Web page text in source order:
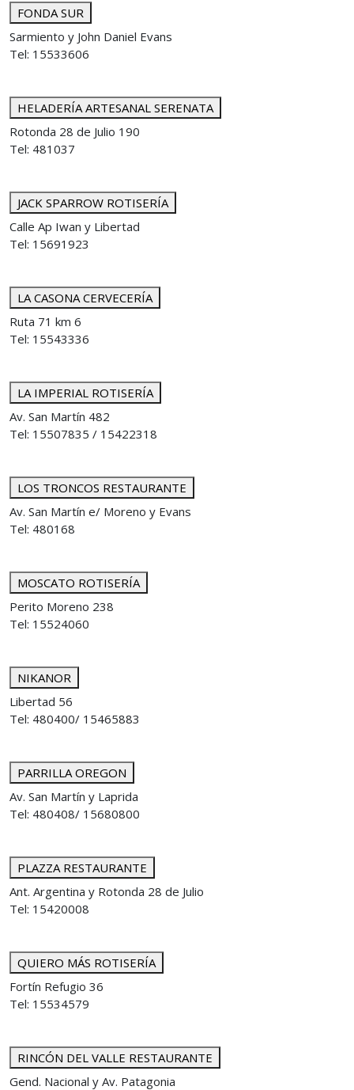
FONDA SUR
Sarmiento y John Daniel Evans
Tel: 15533606
HELADERÍA ARTESANAL SERENATA
Rotonda 28 de Julio 190
Tel: 481037
JACK SPARROW ROTISERÍA
Calle Ap Iwan y Libertad
Tel: 15691923
LA CASONA CERVECERÍA
Ruta 71 km 6
Tel: 15543336
LA IMPERIAL ROTISERÍA
Av. San Martín 482
Tel: 15507835 / 15422318
LOS TRONCOS RESTAURANTE
Av. San Martín e/ Moreno y Evans
Tel: 480168
MOSCATO ROTISERÍA
Perito Moreno 238
Tel: 15524060
NIKANOR
Libertad 56
Tel: 480400/ 15465883
PARRILLA OREGON
Av. San Martín y Laprida
Tel: 480408/ 15680800
PLAZZA RESTAURANTE
Ant. Argentina y Rotonda 28 de Julio
Tel: 15420008
QUIERO MÁS ROTISERÍA
Fortín Refugio 36
Tel: 15534579
RINCÓN DEL VALLE RESTAURANTE
Gend. Nacional y Av. Patagonia